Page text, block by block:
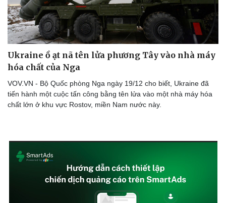
Ukraine ồ ạt nã tên lửa phương Tây vào nhà máy
hóa chất của Nga
VOV.VN - Bộ Quốc phòng Nga ngày 19/12 cho biết, Ukraine đã
tiến hành một cuộc tấn công bằng tên lửa vào một nhà máy hóa
chất lớn ở khu vực Rostov, miền Nam nước này.